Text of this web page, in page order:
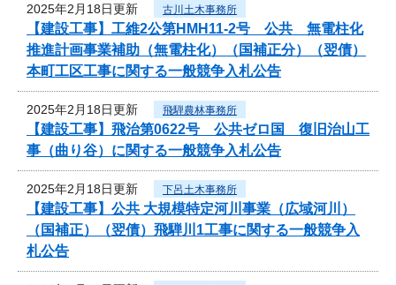
2025年2月18日更新 古川土木事務所
【建設工事】工維2公第HMH11-2号 公共 無電柱化
推進計画事業補助（無電柱化）（国補正分）（翌債）
本町工区工事に関する一般競争入札公告
2025年2月18日更新 飛騨農林事務所
【建設工事】飛治第0622号 公共ゼロ国 復旧治山工
事（曲り谷）に関する一般競争入札公告
2025年2月18日更新 下呂土木事務所
【建設工事】公共 大規模特定河川事業（広域河川）
（国補正）（翌債）飛騨川1工事に関する一般競争入
札公告